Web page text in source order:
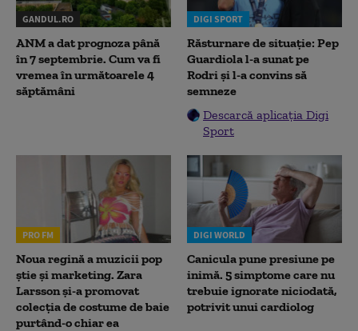
GANDUL.RO
ANM a dat prognoza până
în 7 septembrie. Cum va fi
vremea în următoarele 4
săptămâni
DIGI SPORT
Răsturnare de situație: Pep
Guardiola l-a sunat pe
Rodri și l-a convins să
semneze
Descarcă aplicația Digi
Sport
PRO FM
Noua regină a muzicii pop
știe și marketing. Zara
Larsson și-a promovat
colecția de costume de baie
purtând-o chiar ea
DIGI WORLD
Canicula pune presiune pe
inimă. 5 simptome care nu
trebuie ignorate niciodată,
potrivit unui cardiolog